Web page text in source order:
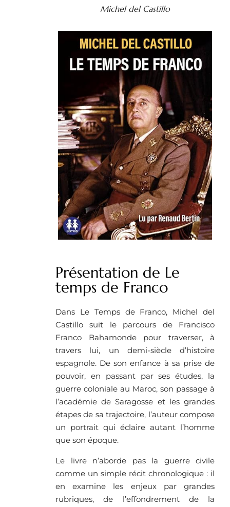
Michel del Castillo
Présentation de Le
temps de Franco
Dans Le Temps de Franco, Michel del
Castillo suit le parcours de Francisco
Franco Bahamonde pour traverser, à
travers lui, un demi-siècle d’histoire
espagnole. De son enfance à sa prise de
pouvoir, en passant par ses études, la
guerre coloniale au Maroc, son passage à
l’académie de Saragosse et les grandes
étapes de sa trajectoire, l’auteur compose
un portrait qui éclaire autant l’homme
que son époque.
Le livre n’aborde pas la guerre civile
comme un simple récit chronologique : il
en examine les enjeux par grandes
rubriques, de l’effondrement de la